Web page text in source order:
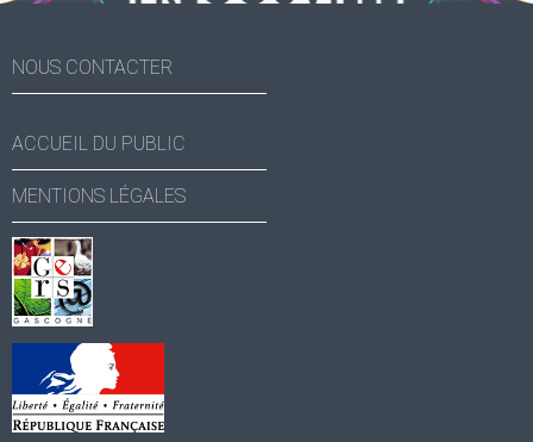
NOUS CONTACTER
ACCUEIL DU PUBLIC
MENTIONS LÉGALES